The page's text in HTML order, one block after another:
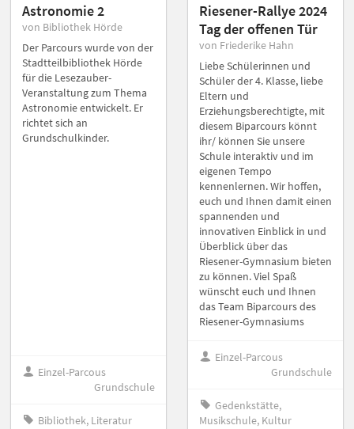
Astronomie 2
von Bibliothek Hörde
Der Parcours wurde von der
Stadtteilbibliothek Hörde
für die Lesezauber-
Veranstaltung zum Thema
Astronomie entwickelt. Er
richtet sich an
Grundschulkinder.
Einzel-Parcous
Grundschule
Bibliothek, Literatur
Riesener-Rallye 2024
Tag der offenen Tür
von Friederike Hahn
Liebe Schülerinnen und
Schüler der 4. Klasse, liebe
Eltern und
Erziehungsberechtigte, mit
diesem Biparcours könnt
ihr/ können Sie unsere
Schule interaktiv und im
eigenen Tempo
kennenlernen. Wir hoffen,
euch und Ihnen damit einen
spannenden und
innovativen Einblick in und
Überblick über das
Riesener-Gymnasium bieten
zu können. Viel Spaß
wünscht euch und Ihnen
das Team Biparcours des
Riesener-Gymnasiums
Einzel-Parcous
Grundschule
Gedenkstätte,
Musikschule, Kultur